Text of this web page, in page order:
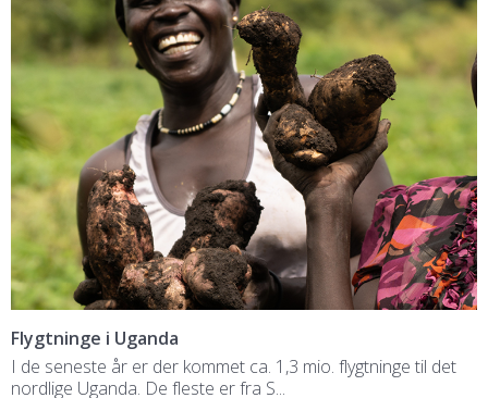
Flygtninge i Uganda
I de seneste år er der kommet ca. 1,3 mio. flygtninge til det
nordlige Uganda. De fleste er fra S...